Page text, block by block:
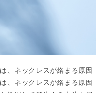
、ネックレスが絡まる原因
、ネックレスが絡まる原因